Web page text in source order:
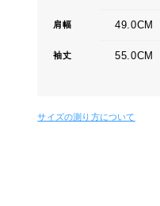
肩幅 49.0CM
袖丈 55.0CM
サイズの測り方について